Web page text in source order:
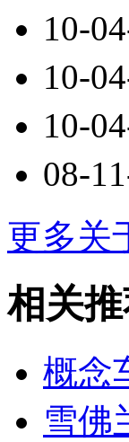
10-
10-
10-
08-
更多关
相关
概念
雪佛